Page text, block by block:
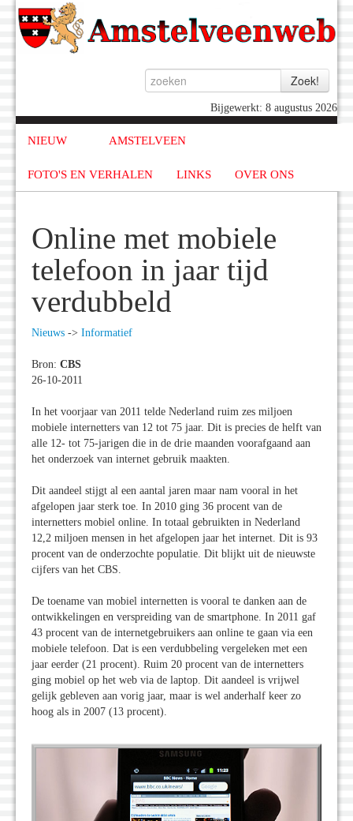
Bijgewerkt: 8 augustus 2026
NIEUW AMSTELVEEN
FOTO'S EN VERHALEN LINKS OVER ONS
Online met mobiele
telefoon in jaar tijd
verdubbeld
Nieuws -> Informatief
Bron: CBS
26-10-2011
In het voorjaar van 2011 telde Nederland ruim zes miljoen
mobiele internetters van 12 tot 75 jaar. Dit is precies de helft van
alle 12- tot 75-jarigen die in de drie maanden voorafgaand aan
het onderzoek van internet gebruik maakten.
Dit aandeel stijgt al een aantal jaren maar nam vooral in het
afgelopen jaar sterk toe. In 2010 ging 36 procent van de
internetters mobiel online. In totaal gebruikten in Nederland
12,2 miljoen mensen in het afgelopen jaar het internet. Dit is 93
procent van de onderzochte populatie. Dit blijkt uit de nieuwste
cijfers van het CBS.
De toename van mobiel internetten is vooral te danken aan de
ontwikkelingen en verspreiding van de smartphone. In 2011 gaf
43 procent van de internetgebruikers aan online te gaan via een
mobiele telefoon. Dat is een verdubbeling vergeleken met een
jaar eerder (21 procent). Ruim 20 procent van de internetters
ging mobiel op het web via de laptop. Dit aandeel is vrijwel
gelijk gebleven aan vorig jaar, maar is wel anderhalf keer zo
hoog als in 2007 (13 procent).